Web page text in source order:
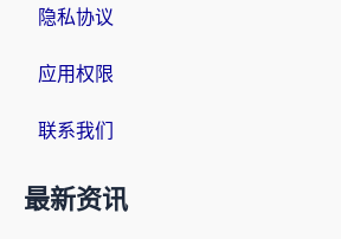
隐私协议
应用权限
联系我们
最新资讯